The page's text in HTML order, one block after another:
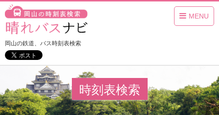
MENU
岡山の鉄道、バス時刻表検索
時刻表検索